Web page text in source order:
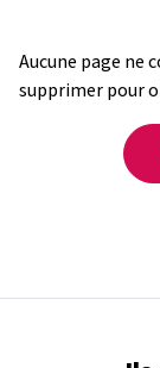
Aucune page ne
supprimer pour